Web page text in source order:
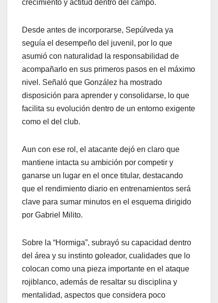
crecimiento y actitud dentro del campo.
Desde antes de incorporarse, Sepúlveda ya
seguía el desempeño del juvenil, por lo que
asumió con naturalidad la responsabilidad de
acompañarlo en sus primeros pasos en el máximo
nivel. Señaló que González ha mostrado
disposición para aprender y consolidarse, lo que
facilita su evolución dentro de un entorno exigente
como el del club.
Aun con ese rol, el atacante dejó en claro que
mantiene intacta su ambición por competir y
ganarse un lugar en el once titular, destacando
que el rendimiento diario en entrenamientos será
clave para sumar minutos en el esquema dirigido
por Gabriel Milito.
Sobre la “Hormiga”, subrayó su capacidad dentro
del área y su instinto goleador, cualidades que lo
colocan como una pieza importante en el ataque
rojiblanco, además de resaltar su disciplina y
mentalidad, aspectos que considera poco